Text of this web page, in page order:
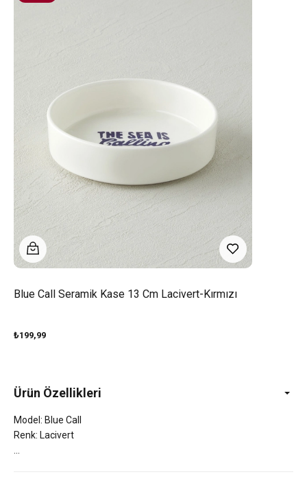
Blue Call Seramik Kase 13 Cm Lacivert-Kırmızı
₺199,99
Ürün Özellikleri
Model: Blue Call
Renk: Lacivert